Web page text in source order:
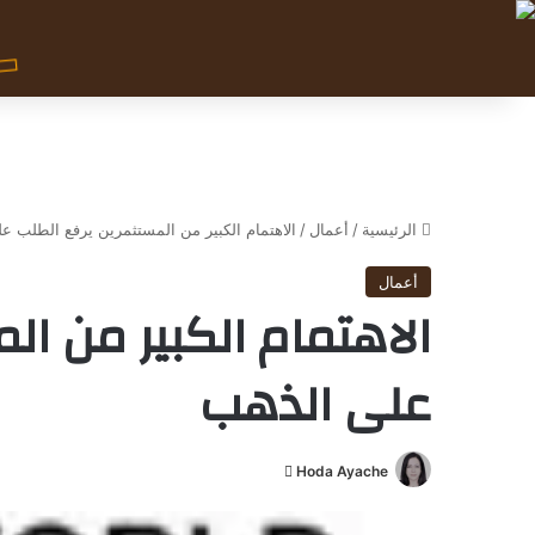
الرئيسية / أعمال / الاهتمام الكبير من المستثمرين يرفع الطلب
أعمال
الاهتمام الكبير من
على الذهب
Hoda Ayache
س